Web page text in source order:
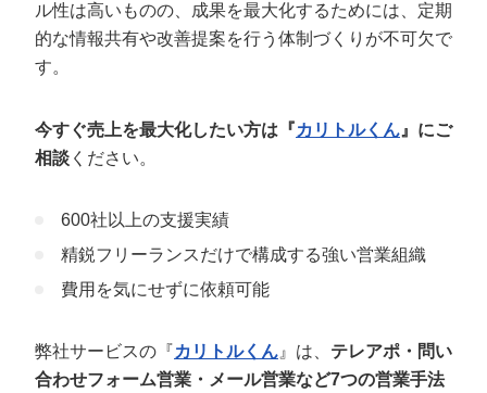
ル性は高いものの、成果を最大化するためには、定期
的な情報共有や改善提案を行う体制づくりが不可欠で
す。
今すぐ売上を最大化したい方は『カリトルくん 』にご
相談 ください。
600社以上の支援実績
精鋭フリーランスだけで構成する強い営業組織
費用を気にせずに依頼可能
弊社サービスの『カリトルくん 』は、 テレアポ・問い
合わせフォーム営業・メール営業など7つの営業手法